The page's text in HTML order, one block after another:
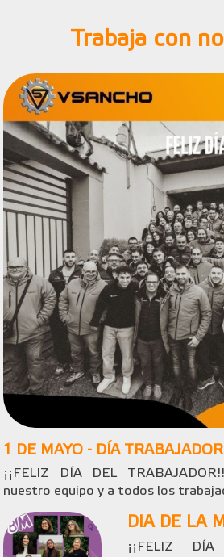
Trabaja con
1 DE MAYO - DÍA TRABAJADOR
¡¡FELIZ DÍA DEL
nuestro equipo y a todos los
DIA DE LA
¡¡FELIZ